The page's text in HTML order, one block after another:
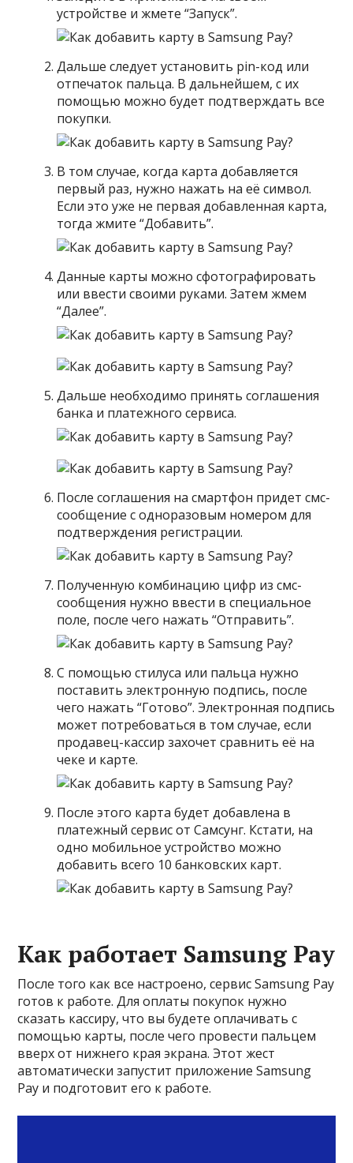
устройстве и жмете “Запуск”.
Дальше следует установить pin-код или
отпечаток пальца. В дальнейшем, с их
помощью можно будет подтверждать все
покупки.
В том случае, когда карта добавляется
первый раз, нужно нажать на её символ.
Если это уже не первая добавленная карта,
тогда жмите “Добавить”.
Данные карты можно сфотографировать
или ввести своими руками. Затем жмем
“Далее”.
Дальше необходимо принять соглашения
банка и платежного сервиса.
После соглашения на смартфон придет смс-
сообщение с одноразовым номером для
подтверждения регистрации.
Полученную комбинацию цифр из смс-
сообщения нужно ввести в специальное
поле, после чего нажать “Отправить”.
С помощью стилуса или пальца нужно
поставить электронную подпись, после
чего нажать “Готово”. Электронная подпись
может потребоваться в том случае, если
продавец-кассир захочет сравнить её на
чеке и карте.
После этого карта будет добавлена в
платежный сервис от Самсунг. Кстати, на
одно мобильное устройство можно
добавить всего 10 банковских карт.
Как работает Samsung Pay
После того как все настроено, сервис Samsung Pay
готов к работе. Для оплаты покупок нужно
сказать кассиру, что вы будете оплачивать с
помощью карты, после чего провести пальцем
вверх от нижнего края экрана. Этот жест
автоматически запустит приложение Samsung
Pay и подготовит его к работе.